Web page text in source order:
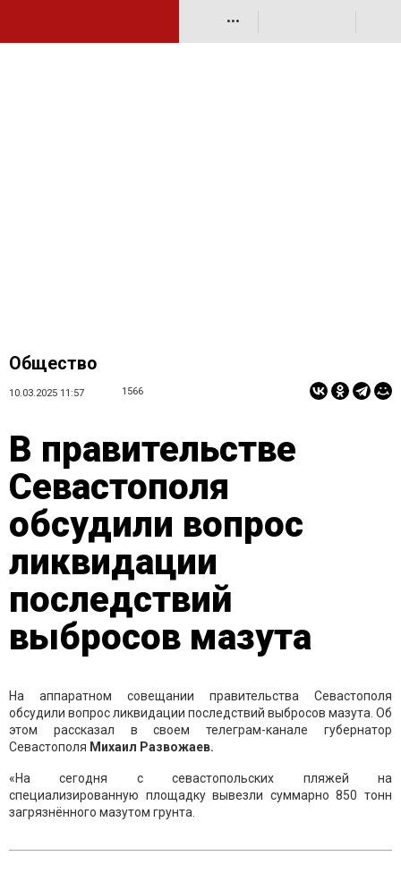
•••
Общество
10.03.2025 11:57 1566
В правительстве
Севастополя
обсудили вопрос
ликвидации
последствий
выбросов мазута
На аппаратном совещании правительства Севастополя
обсудили вопрос ликвидации последствий выбросов мазута. Об
этом рассказал в своем телеграм-канале губернатор
Севастополя Михаил Развожаев.
«На сегодня с севастопольских пляжей на
специализированную площадку вывезли суммарно 850 тонн
загрязнённого мазутом грунта.